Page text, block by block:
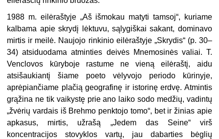
1988 m. eilėraštyje „Aš išmokau matyti tamsoj“, kuriame
kalbama apie skrydį lėktuvu, sąlygiškai sakant, dominavo
mirtis ir meilė. Naujojo rinkinio eilėraštyje „Skrydis“ (p. 30–
34) atsiduodama atminties deivės Mnemosinės valiai. T.
Venclovos kūryboje rastume ne vieną eilėraštį, aidu
atsišaukiantį šiame poeto vėlyvojo periodo kūrinyje,
aprėpiančiame plačią geografinę ir istorinę erdvę. Atmintis
grąžina ne tik vaikystę prie ano laiko sodo medžių, vadintų
„žvėrių vardais iš Brehmo penktojo tomo“, bet ir žinias apie
apkasus, mirtis, užrašą „Jedem das Seine“ virš
koncentracijos stovyklos vartų, jau dabarties bėglių